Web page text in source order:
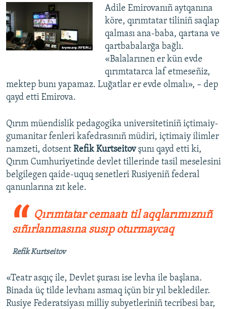
Adile Emirovanıñ aytqanına
köre, qırımtatar tiliniñ saqlap
qalması ana-baba, qartana ve
qartbabalarğa bağlı.
«Balalarınen er kün evde
qırımtatarca laf etmeseñiz,
mektep bunı yapamaz. Luğatlar er evde olmalı», – dep
qayd etti Emirova.
Qırım müendislik pedagogika universitetiniñ içtimaiy-
gumanitar fenleri kafedrasınıñ müdiri, içtimaiy ilimler
namzeti, dotsent Refik Kurtseitovşunı qayd etti ki,
Qırım Cumhuriyetinde devlet tillerinde tasil meselesini
belgilegen qaide-uquq senetleri Rusiyeniñ federal
qanunlarına zıt kele.
Qırımtatar cemaatı til aqqlarımıznıñ
sıñırlanmasına susıp oturmaycaq
Refik Kurtseitov
«Teatr asqıç ile, Devlet şurası ise levha ile başlana.
Binada üç tilde levhanı asmaq içün bir yıl beklediler.
Rusiye Federatsiyası milliy subyetleriniñ tecribesi bar,